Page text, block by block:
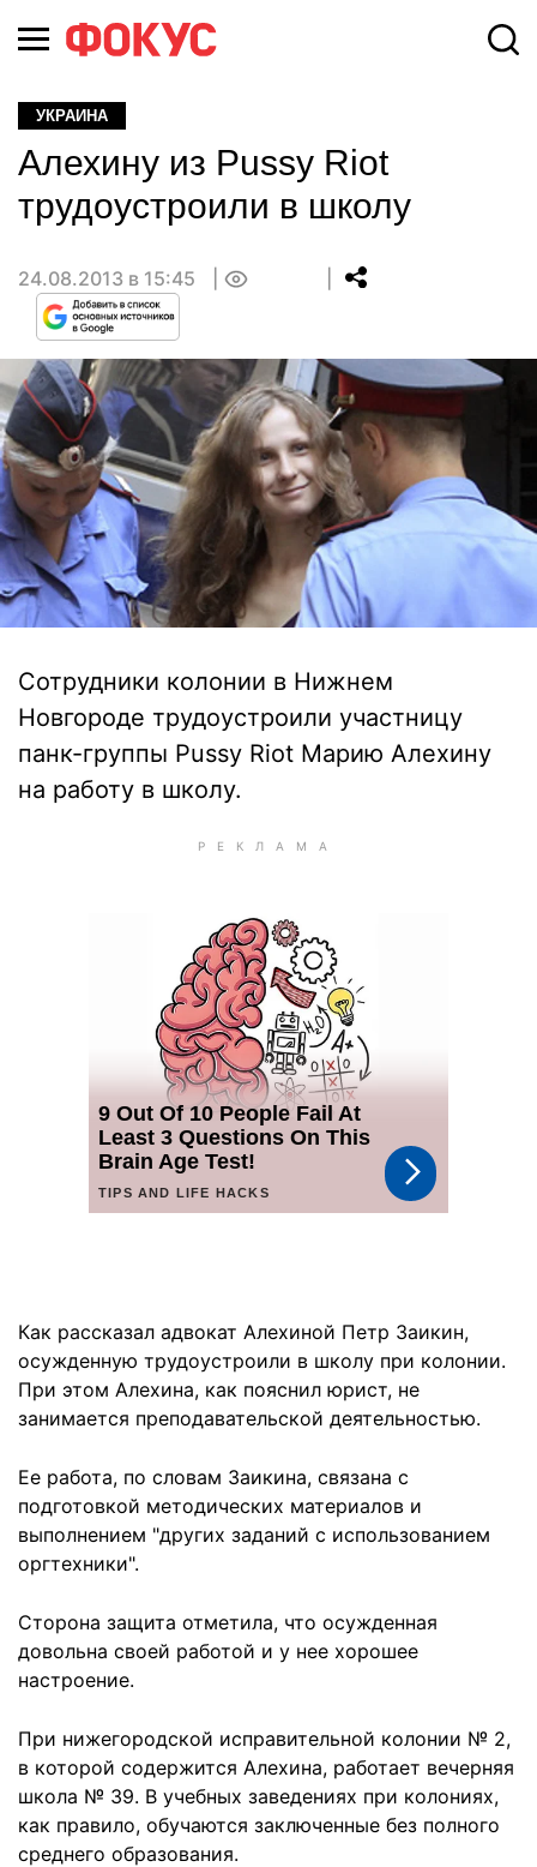
УКРАИНА
Алехину из Pussy Riot
трудоустроили в школу
24.08.2013 в 15:45
Сотрудники колонии в Нижнем
Новгороде трудоустроили участницу
панк-группы Pussy Riot Марию Алехину
на работу в школу.
Как рассказал адвокат Алехиной Петр Заикин,
осужденную трудоустроили в школу при колонии.
При этом Алехина, как пояснил юрист, не
занимается преподавательской деятельностью.
Ее работа, по словам Заикина, связана с
подготовкой методических материалов и
выполнением "других заданий с использованием
оргтехники".
Сторона защита отметила, что осужденная
довольна своей работой и у нее хорошее
настроение.
При нижегородской исправительной колонии № 2,
в которой содержится Алехина, работает вечерняя
школа № 39. В учебных заведениях при колониях,
как правило, обучаются заключенные без полного
среднего образования.